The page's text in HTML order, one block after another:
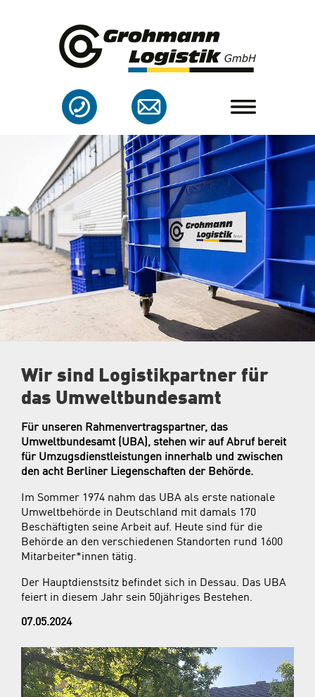
+49309624880 mail(at)grohmann-
logistik.de
Wir sind Logistikpartner für
das Umweltbundesamt
Für unseren Rahmenvertragspartner, das
Umweltbundesamt (UBA), stehen wir auf Abruf bereit
für Umzugsdienstleistungen innerhalb und zwischen
den acht Berliner Liegenschaften der Behörde.
Im Sommer 1974 nahm das UBA als erste nationale
Umweltbehörde in Deutschland mit damals 170
Beschäftigten seine Arbeit auf. Heute sind für die
Behörde an den verschiedenen Standorten rund 1600
Mitarbeiter*innen tätig.
Der Hauptdienstsitz befindet sich in Dessau. Das UBA
feiert in diesem Jahr sein 50jähriges Bestehen.
07.05.2024